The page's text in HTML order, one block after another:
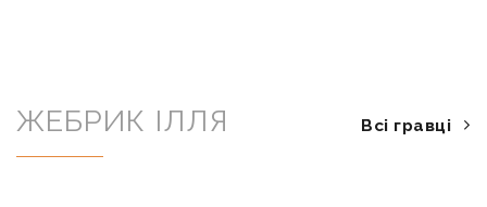
ЖЕБРИК ІЛЛЯ Всі гравці